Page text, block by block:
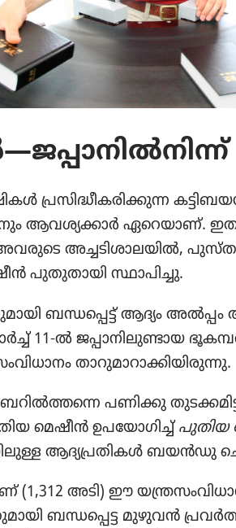
പ്രസി​ദ്ധീ​ക​രി​ക്കു​ന്ന
ആവശ്യ​ക്കാർ ഏറെയാണ്‌. ഇതു
അച്ചടി​ശാ​ല​യിൽ,
പുതു​താ​യി സ്ഥാപിച്ചു.
ബന്ധപ്പെട്ട്‌ ആദ്യം
11-ൽ ജപ്പാനി​ലു​ണ്ടാ​യ
താറു​മാ​റാ​ക്കി​യി​രു​ന്നു.
പണിക്കു
മെഷീൻ ഉപയോ​ഗിച്ച്‌പുതിയ
ആദ്യ​പ്ര​തി​കൾ ബയൻഡു
(1,312 അടി) ഈ
ബന്ധപ്പെട്ട മുഴുവൻ